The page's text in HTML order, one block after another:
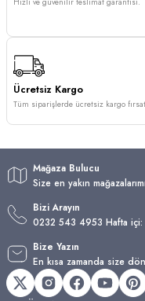
Ücretsiz Kargo
Tüm siparişlerde ücretsiz kargo
Mağaza Bulucu
Size en yakın
Bizi Arayın
0232 543 4953 Hafta
Bize Yazın
En kısa zamanda size